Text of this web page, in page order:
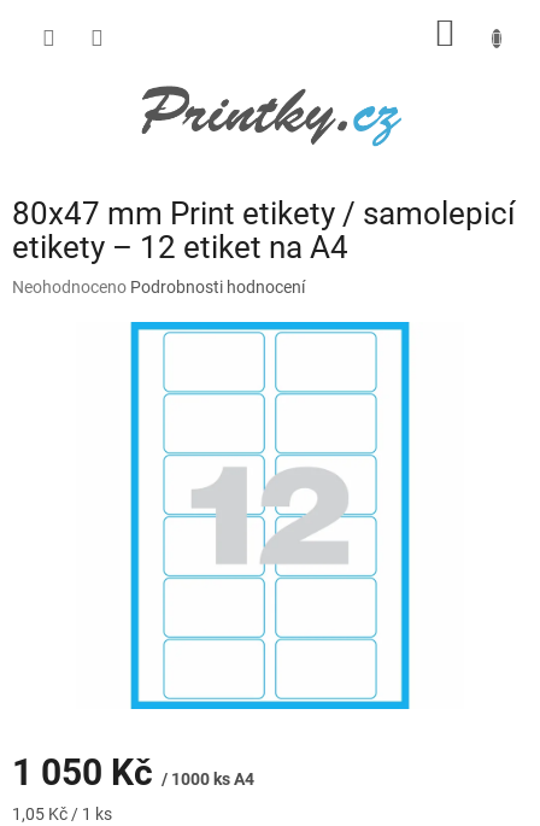
80x47 mm Print etikety / samolepicí
etikety – 12 etiket na A4
Průměrné
Neohodnoceno Podrobnosti hodnocení
1 050 Kč / 1000 ks A4
Měrná
1,05 Kč / 1 ks